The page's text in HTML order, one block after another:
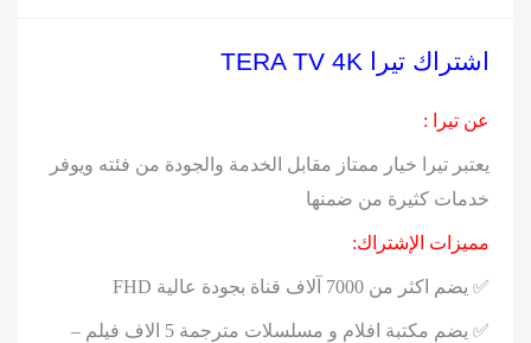
اشتراك تيرا TERA TV 4K
عن تيرا :
يعتبر تيرا خيار ممتاز مقابل الخدمة والجودة من فئته ويوفر
خدمات كثيرة من ضمنها
مميزات الإشتراك:
✅ يضم اكثر من 7000 آلاف قناة بجودة عالية FHD
✅ يضم مكتبة افلام و مسلسلات مترجمة 5 الاف فيلم –